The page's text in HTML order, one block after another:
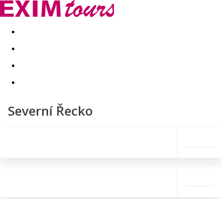
Akční nabídky Last minute
Severní Řecko